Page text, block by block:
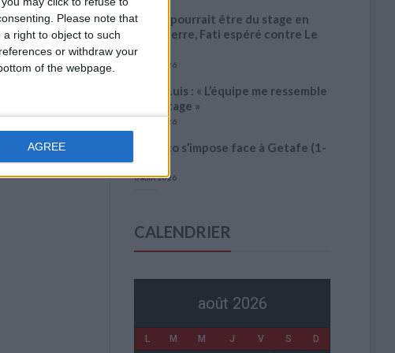
Please note that
right to object to such
or withdraw your
of the webpage.
AGREE
Pogba pourrait être du stage en
Angleterre, Fati espéré contre Le
Havre
6 août 2026
Filipe Luis : « L’équipe me ressemble
davantage »
6 août 2026
Monaco s’impose face à Getafe (1-
6 août 2026
CALENDRIER
août 2026
L M M J V S D